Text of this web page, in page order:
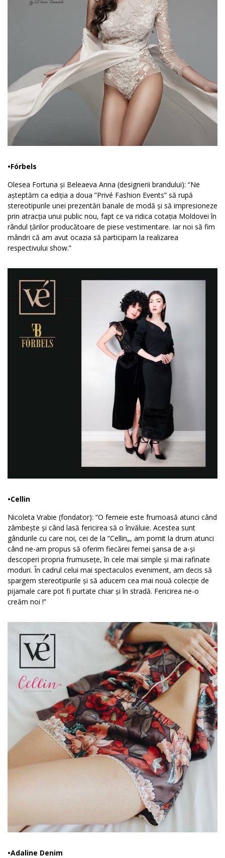
•Fórbels
Olesea Fortuna și Beleaeva Anna (designerii brandului): “Ne
așteptăm ca ediția a doua ”Privé Fashion Events” să rupă
stereotipurile unei prezentări banale de modă și să impresioneze
prin atracția unui public nou, fapt ce va ridica cotația Moldovei în
rândul țărilor producătoare de piese vestimentare. Iar noi să fim
mândri că am avut ocazia să participam la realizarea
respectivului show.”
•Cellin
Nicoleta Vrabie (fondator): “O femeie este frumoasă atunci când
zâmbește și când lasă fericirea să o învăluie. Acestea sunt
gândurile cu care noi, cei de la ”Cellin„, am pornit la drum atunci
când ne-am propus să oferim fiecărei femei șansa de a-și
descoperi propria frumusețe, în cele mai simple și mai rafinate
moduri. În cadrul celui mai spectaculos eveniment, am decis să
spargem stereotipurile și să aducem cea mai nouă colecție de
pijamale care pot fi purtate chiar și în stradă. Fericirea ne-o
creăm noi !”
•Adaline Denim